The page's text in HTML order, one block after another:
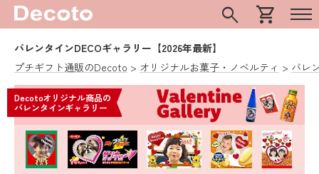
search shopping_cart
バレンタインDECOギャラリー【2026年最新】
プチギフト通販のDecoto
オリジナルお菓子・ノベルティ バレ
Decotoオリジナル商品の
バレンタインギャラリー